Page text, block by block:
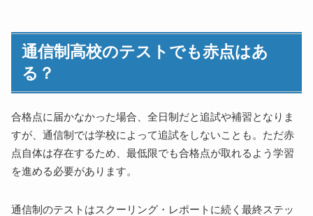
通信制高校のテストでも赤点はあ
る？
合格点に届かなかった場合、全日制だと追試や補習となりま
すが、通信制では学校によって追試をしないことも。ただ赤
点自体は存在するため、最低限でも合格点が取れるよう学習
を進める必要があります。
通信制のテストはスクーリング・レポートに続く最終ステッ